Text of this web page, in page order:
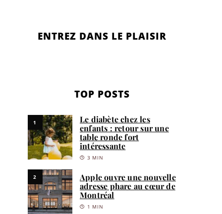
ENTREZ DANS LE PLAISIR
TOP POSTS
1
Le diabète chez les
enfants : retour sur une
table ronde fort
intéressante
3 MIN
2
Apple ouvre une nouvelle
adresse phare au cœur de
Montréal
1 MIN